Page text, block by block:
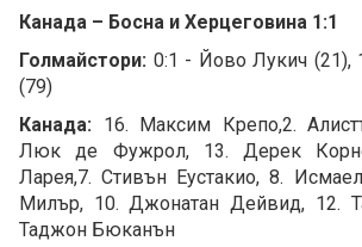
Канада – Босна и Херцеговина 1:1
Голмайстори: 0:1 - Йово Лукич (21),
(79)
Канада: 16. Максим Крепо,2.
Люк де Фужрол, 13. Дерек
Ларея,7. Стивън Еустакио, 8.
Милър, 10. Джонатан Дейвид, 12.
Таджон Бюканън